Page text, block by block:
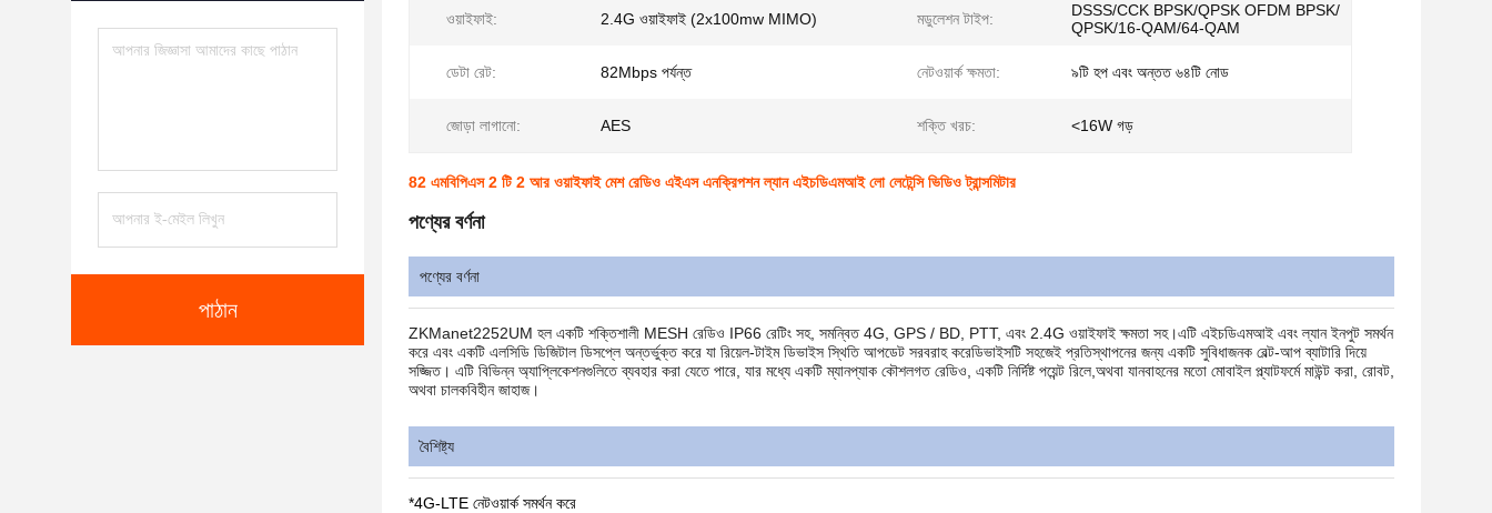
পাঠান
ওয়াইফাই: 2.4G ওয়াইফাই (2x100mw MIMO) মডুলেশন টাইপ:
DSSS/CCK BPSK/QPSK OFDM BPSK/
QPSK/16-QAM/64-QAM
ডেটা রেট: 82Mbps পর্যন্ত নেটওয়ার্ক ক্ষমতা: ৯টি হপ এবং অন্তত ৬৪টি নোড
জোড়া লাগানো: AES শক্তি খরচ: <16W গড়
82 এমবিপিএস 2 টি 2 আর ওয়াইফাই মেশ রেডিও এইএস এনক্রিপশন ল্যান এইচডিএমআই লো লেটেন্সি ভিডিও ট্রান্সমিটার
পণ্যের বর্ণনা
পণ্যের বর্ণনা
ZKManet2252UM হল একটি শক্তিশালী MESH রেডিও IP66 রেটিং সহ, সমন্বিত 4G, GPS / BD, PTT, এবং 2.4G ওয়াইফাই ক্ষমতা সহ।এটি এইচডিএমআই এবং ল্যান ইনপুট সমর্থন
করে এবং একটি এলসিডি ডিজিটাল ডিসপ্লে অন্তর্ভুক্ত করে যা রিয়েল-টাইম ডিভাইস স্থিতি আপডেট সরবরাহ করেডিভাইসটি সহজেই প্রতিস্থাপনের জন্য একটি সুবিধাজনক বেল্ট-আপ ব্যাটারি দিয়ে
সজ্জিত। এটি বিভিন্ন অ্যাপ্লিকেশনগুলিতে ব্যবহার করা যেতে পারে, যার মধ্যে একটি ম্যানপ্যাক কৌশলগত রেডিও, একটি নির্দিষ্ট পয়েন্ট রিলে,অথবা যানবাহনের মতো মোবাইল প্ল্যাটফর্মে মাউন্ট করা, রোবট,
অথবা চালকবিহীন জাহাজ।
বৈশিষ্ট্য
*4G-LTE নেটওয়ার্ক সমর্থন করে